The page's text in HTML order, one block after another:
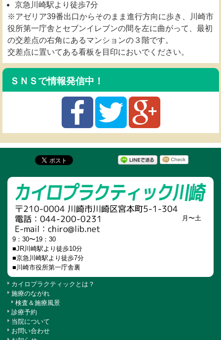
京急川崎駅より徒歩7分
※アゼリア39番出口からそのまま進行方向に歩き、川崎市
役所第一庁舎とセブンイレブンの間を左に曲がって、最初
の交差点の右角にあるマンションの３階です。
交差点に置いてある看板を目印においでください。
ＳＮＳで情報発信中！
月〜土
9：30〜19：30
■JR川崎駅より徒歩10分
■京急川崎駅より徒歩7分
■川崎市役所第一庁舎裏
カイロプラクティックとは？
施療のながれ
検査＆施療風景
診療予約
当院について
お問い合わせ